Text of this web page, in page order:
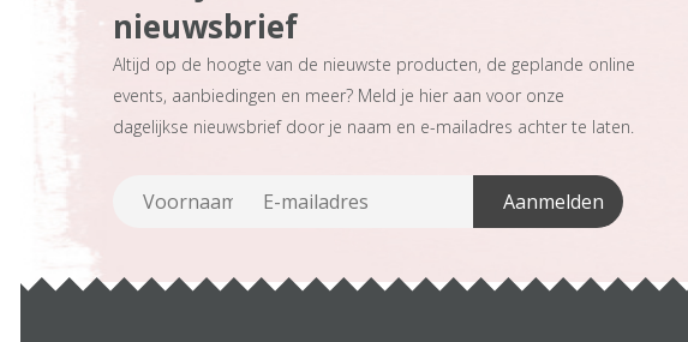
nieuwsbrief
Altijd op de hoogte van de nieuwste producten, de geplande online
events, aanbiedingen en meer? Meld je hier aan voor onze
dagelijkse nieuwsbrief door je naam en e-mailadres achter te laten.